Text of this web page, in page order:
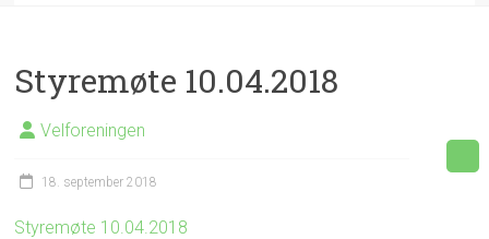
Styremøte 10.04.2018
Velforeningen
18. september 2018
Styremøte 10.04.2018